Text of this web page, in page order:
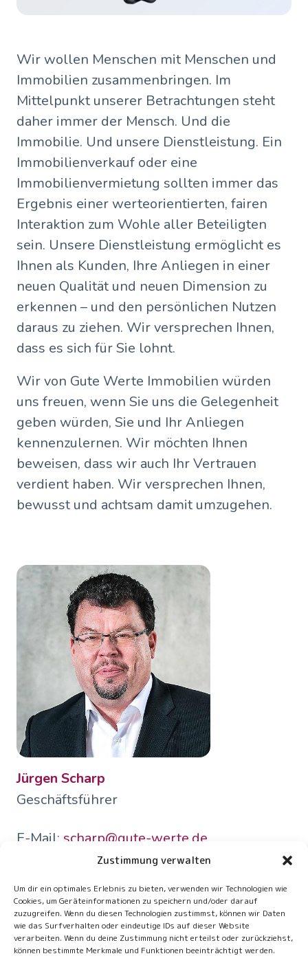
Zustimmung verwalten
Um dir ein optimales Erlebnis zu bieten, verwenden wir Technologien wie
Cookies, um Geräteinformationen zu speichern und/oder darauf
zuzugreifen. Wenn du diesen Technologien zustimmst, können wir Daten
wie das Surfverhalten oder eindeutige IDs auf dieser Website
verarbeiten. Wenn du deine Zustimmung nicht erteilst oder zurückziehst,
können bestimmte Merkmale und Funktionen beeinträchtigt werden.
Wir wollen Menschen mit Menschen und
Immobilien zusammenbringen. Im
Mittelpunkt unserer Betrachtungen steht
daher immer der Mensch. Und die
Immobilie. Und unsere Dienstleistung. Ein
Immobilienverkauf oder eine
Immobilienvermietung sollten immer das
Ergebnis einer werteorientierten, fairen
Interaktion zum Wohle aller Beteiligten
sein. Unsere Dienstleistung ermöglicht es
Ihnen als Kunden, Ihre Anliegen in einer
neuen Qualität und neuen Dimension zu
erkennen – und den persönlichen Nutzen
daraus zu ziehen. Wir versprechen Ihnen,
dass es sich für Sie lohnt.
Wir von Gute Werte Immobilien würden
uns freuen, wenn Sie uns die Gelegenheit
geben würden, Sie und Ihr Anliegen
kennenzulernen. Wir möchten Ihnen
beweisen, dass wir auch Ihr Vertrauen
verdient haben. Wir versprechen Ihnen,
bewusst und achtsam damit umzugehen.
Jürgen Scharp
Geschäftsführer
E-Mail: scharp@gute-werte.de
Jetzt Kontakt aufnehmen